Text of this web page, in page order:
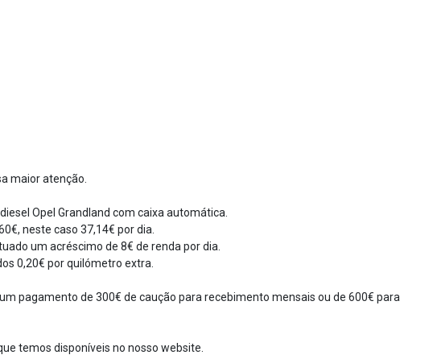
maior atenção.
Opel Grandland com caixa automática.
neste caso 37,14€ por dia.
um acréscimo de 8€ de renda por dia.
0,20€ por quilómetro extra.
pagamento de 300€ de caução para recebimento mensais ou de 600€ para
temos disponíveis no nosso website.